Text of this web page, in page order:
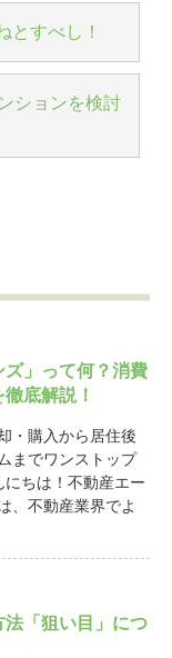
とすべし！
ションを検討
」って何？消費
底解説！
・購入から居住後
までワンストップ
ちは！不動産エー
、不動産業界でよ
「狙い目」につ